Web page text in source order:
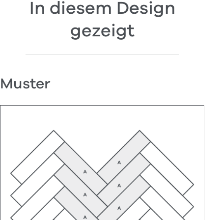
In diesem Design
gezeigt
Muster